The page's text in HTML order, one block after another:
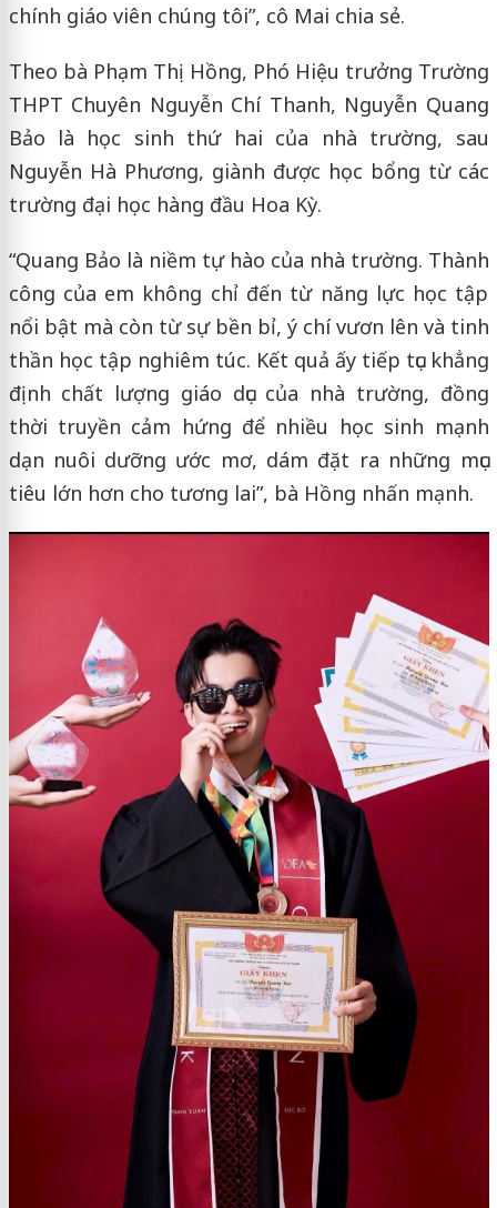
chính giáo viên chúng tôi”, cô Mai chia sẻ.
Theo bà Phạm Thị Hồng, Phó Hiệu trưởng Trường
THPT Chuyên Nguyễn Chí Thanh, Nguyễn Quang
Bảo là học sinh thứ hai của nhà trường, sau
Nguyễn Hà Phương, giành được học bổng từ các
trường đại học hàng đầu Hoa Kỳ.
“Quang Bảo là niềm tự hào của nhà trường. Thành
công của em không chỉ đến từ năng lực học tập
nổi bật mà còn từ sự bền bỉ, ý chí vươn lên và tinh
thần học tập nghiêm túc. Kết quả ấy tiếp tục khẳng
định chất lượng giáo dục của nhà trường, đồng
thời truyền cảm hứng để nhiều học sinh mạnh
dạn nuôi dưỡng ước mơ, dám đặt ra những mục
tiêu lớn hơn cho tương lai”, bà Hồng nhấn mạnh.